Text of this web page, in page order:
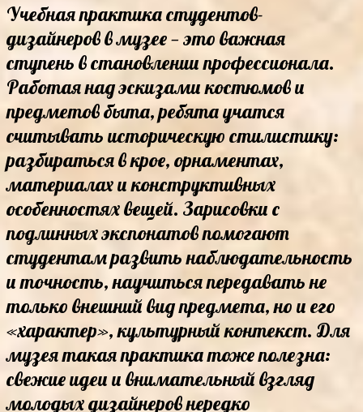
Учебная практика студентов-
дизайнеров в музее — это важная
ступень в становлении профессионала.
Работая над эскизами костюмов и
предметов быта, ребята учатся
считывать историческую стилистику:
разбираться в крое, орнаментах,
материалах и конструктивных
особенностях вещей. Зарисовки с
подлинных экспонатов помогают
студентам развить наблюдательность
и точность, научиться передавать не
только внешний вид предмета, но и его
«характер», культурный контекст. Для
музея такая практика тоже полезна:
свежие идеи и внимательный взгляд
молодых дизайнеров нередко